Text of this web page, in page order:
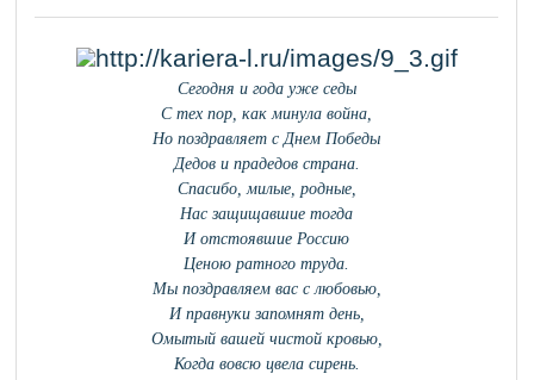
Сегодня и года уже седы
С тех пор, как минула война,
Но поздравляет с Днем Победы
Дедов и прадедов страна.
Спасибо, милые, родные,
Нас защищавшие тогда
И отстоявшие Россию
Ценою ратного труда.
Мы поздравляем вас с любовью,
И правнуки запомнят день,
Омытый вашей чистой кровью,
Когда вовсю цвела сирень.